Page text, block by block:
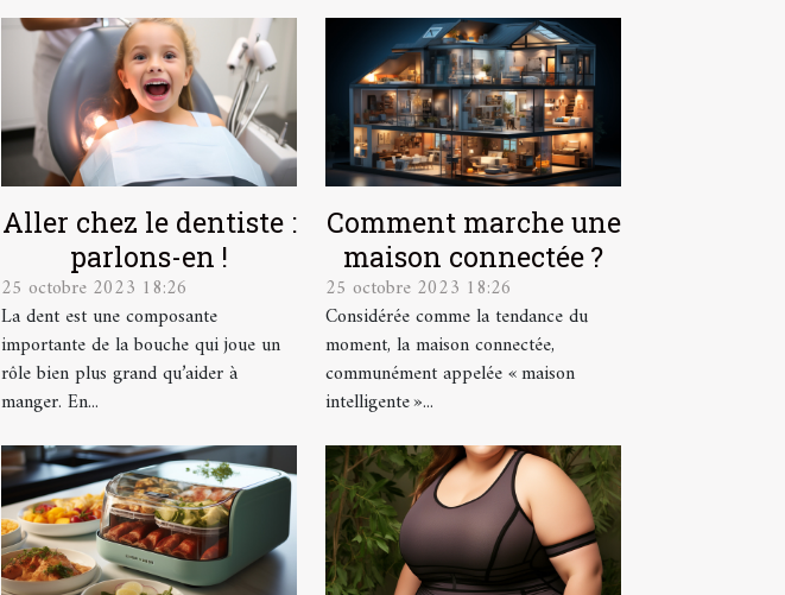
Aller chez le dentiste :
parlons-en !
25 octobre 2023 18:26
La dent est une composante
importante de la bouche qui joue un
rôle bien plus grand qu’aider à
manger. En...
Comment marche une
maison connectée ?
25 octobre 2023 18:26
Considérée comme la tendance du
moment, la maison connectée,
communément appelée « maison
intelligente »...